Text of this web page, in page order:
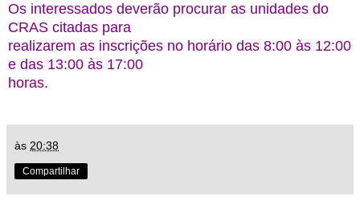
Os interessados deverão procurar as unidades do
CRAS citadas para
realizarem as inscrições no horário das 8:00 às 12:00
e das 13:00 às 17:00
horas.
às 20:38
Compartilhar